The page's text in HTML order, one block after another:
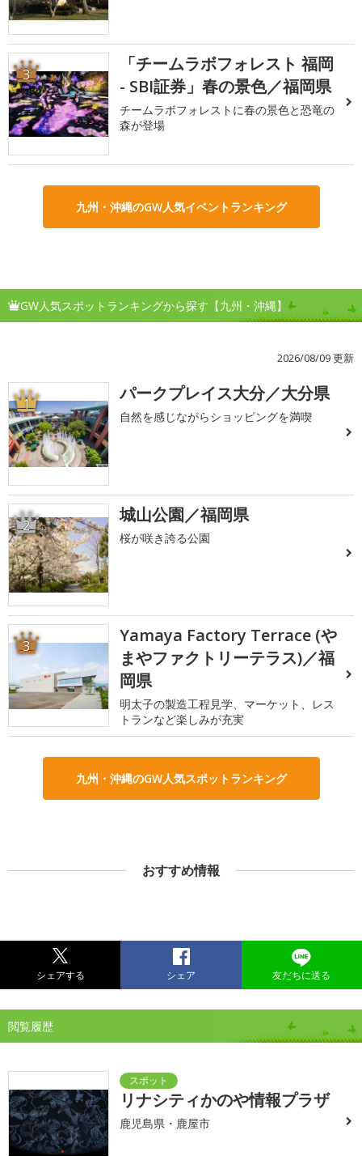
3
「チームラボフォレスト 福岡
- SBI証券」春の景色／福岡県
チームラボフォレストに春の景色と恐竜の
森が登場
九州・沖縄のGW人気イベントランキング
GW人気スポットランキングから探す【九州・沖縄】
2026/08/09 更新
1 パークプレイス大分／大分県
自然を感じながらショッピングを満喫
2 城山公園／福岡県
桜が咲き誇る公園
3
Yamaya Factory Terrace (や
まやファクトリーテラス)／福
岡県
明太子の製造工程見学、マーケット、レス
トランなど楽しみが充実
九州・沖縄のGW人気スポットランキング
おすすめ情報
シェアする シェア 友だちに送る
閲覧履歴
リナシティかのや情報プラザ
鹿児島県・鹿屋市